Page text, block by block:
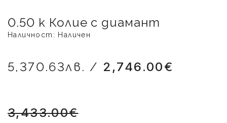
0.50 к Колие с диамант
Наличност: Наличен
5,370.63лв. / 2,746.00€
3,433.00€